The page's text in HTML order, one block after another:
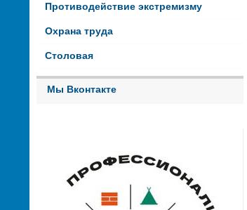
Противодействие экстремизму
Охрана труда
Столовая
Мы Вконтакте